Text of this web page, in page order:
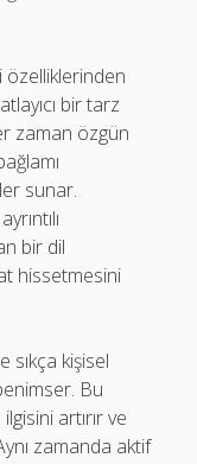
özelliklerinden
bir tarz
zaman özgün
sunar.
bir dil
hissetmesini
sıkça kişisel
Bu
artırır ve
zamanda aktif